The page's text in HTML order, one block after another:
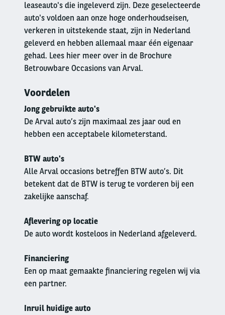
leaseauto's die ingeleverd zijn. Deze geselecteerde
auto's voldoen aan onze hoge onderhoudseisen,
verkeren in uitstekende staat, zijn in Nederland
geleverd en hebben allemaal maar één eigenaar
gehad. Lees hier meer over in de Brochure
Betrouwbare Occasions van Arval.
Voordelen
Jong gebruikte auto's
De Arval auto’s zijn maximaal zes jaar oud en
hebben een acceptabele kilometerstand.
BTW auto's
Alle Arval occasions betreffen BTW auto’s. Dit
betekent dat de BTW is terug te vorderen bij een
zakelijke aanschaf.
Aflevering op locatie
De auto wordt kosteloos in Nederland afgeleverd.
Financiering
Een op maat gemaakte financiering regelen wij via
een partner.
Inruil huidige auto